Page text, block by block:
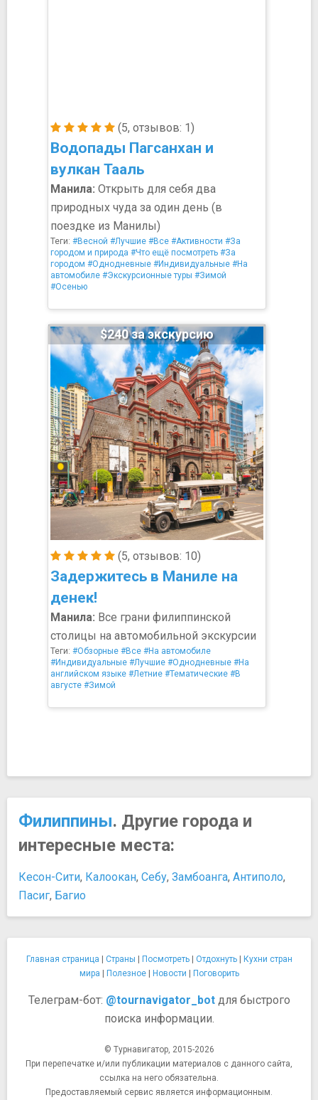
(5, отзывов: 1)
Водопады Пагсанхан и
вулкан Тааль
Манила: Открыть для себя два
природных чуда за один день (в
поездке из Манилы)
Теги: #Весной #Лучшие #Все #Активности #За
городом и природа #Что ещё посмотреть #За
городом #Однодневные #Индивидуальные #На
автомобиле #Экскурсионные туры #Зимой
#Осенью
(5, отзывов: 10)
Задержитесь в Маниле на
денек!
$240 за экскурсию
Манила: Все грани филиппинской
столицы на автомобильной экскурсии
Теги: #Обзорные #Все #На автомобиле
#Индивидуальные #Лучшие #Однодневные #На
английском языке #Летние #Тематические #В
августе #Зимой
Филиппины. Другие города и
интересные места:
Кесон-Сити, Калоокан, Себу, Замбоанга, Антиполо,
Пасиг, Багио
Главная страница Страны Посмотреть| Отдохнуть|
Кухни стран
мира
Полезное| Новости Поговорить
Телеграм-бот: @tournavigator_botдля быстрого
поиска информации.
© Турнавигатор, 2015-2026
При перепечатке и/или публикации материалов с данного сайта,
ссылка на него обязательна.
Предоставляемый сервис является информационным.